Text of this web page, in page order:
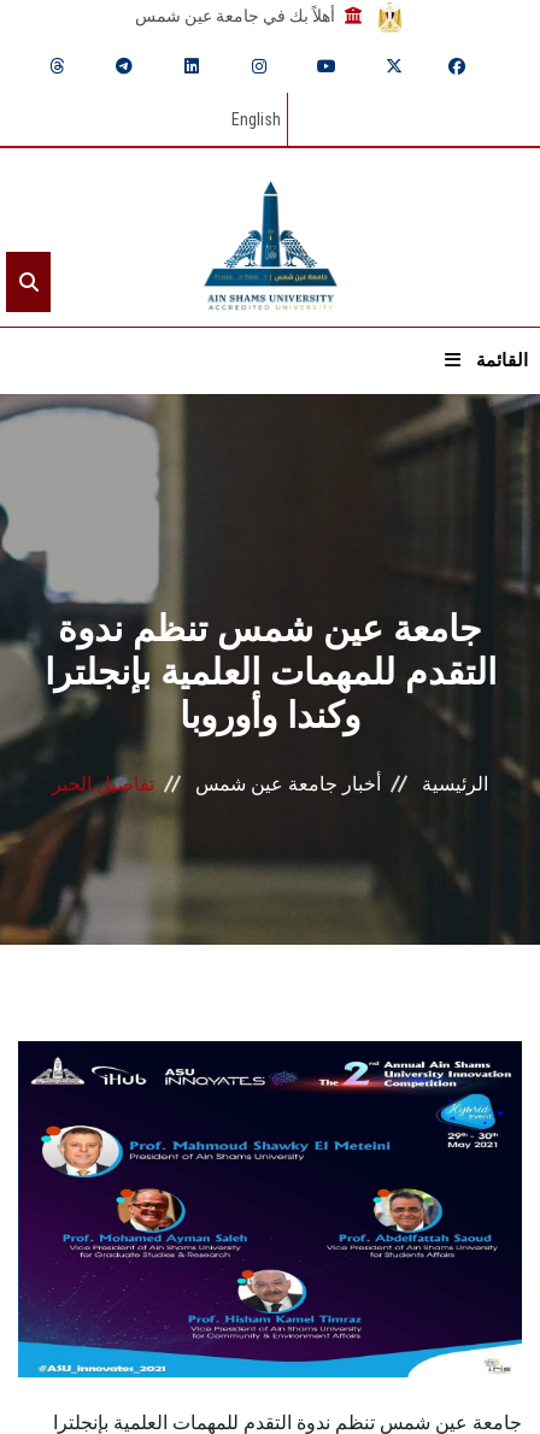
أهلاً بك في جامعة عين شمس
English
القائمة
الرئيسيـة
القطاعـات
الشئون الأكاديمية
البحث العلمي
المراكز والوحدات
الأنظمة الذكية
الطلاب
هيئة التدريس
الدراسات العليا
الخريجين
الموظفون
الزائـرون
جامعة عين شمس تنظم ندوة
التقدم للمهمات العلمية بإنجلترا
وكندا وأوروبا
الرئيسية أخبار جامعة عين شمس تفاصيل الخبر
جامعة عين شمس تنظم ندوة التقدم للمهمات العلمية بإنجلترا